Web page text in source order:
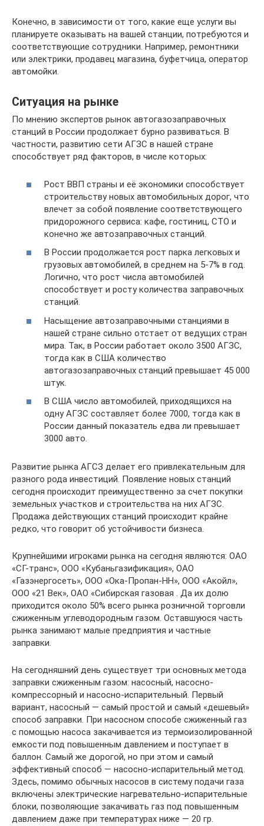
Конечно, в зависимости от того, какие еще услуги вы
планируете оказывать на вашей станции, потребуются и
соответствующие сотрудники. Например, ремонтники
или электрики, продавец магазина, буфетчица, оператор
автомойки.
Ситуация на рынке
По мнению экспертов рынок автогазозаправочных
станций в России продолжает бурно развиваться. В
частности, развитию сети АГЗС в нашей стране
способствует ряд факторов, в числе которых:
Рост ВВП страны и её экономики способствует
строительству новых автомобильных дорог, что
влечет за собой появление соответствующего
придорожного сервиса: кафе, гостиниц, СТО и
конечно же автозаправочных станций.
В России продолжается рост парка легковых и
грузовых автомобилей, в среднем на 5-7% в год.
Логично, что рост числа автомобилей
способствует и росту количества заправочных
станций.
Насыщение автозаправочными станциями в
нашей стране сильно отстает от ведущих стран
мира. Так, в России работает около 3500 АГЗС,
тогда как в США количество
автогазозаправочных станций превышает 45 000
штук.
В США число автомобилей, приходящихся на
одну АГЗС составляет более 7000, тогда как в
России данный показатель едва ли превышает
3000 авто.
Развитие рынка АГСЗ делает его привлекательным для
разного рода инвестиций. Появление новых станций
сегодня происходит преимущественно за счет покупки
земельных участков и строительства на них АГЗС.
Продажа действующих станций происходит крайне
редко, что говорит об устойчивости бизнеса.
Крупнейшими игроками рынка на сегодня являются: ОАО
«СГ-транс», ООО «Кубаньгазификация», ОАО
«Газэнергосеть», ООО «Ока-Пропан-НН», ООО «Акойл»,
ООО «21 Век», ОАО «Сибирская газовая . Да их долю
приходится около 50% всего рынка розничной торговли
сжиженным углеводородным газом. Оставшуюся часть
рынка занимают малые предприятия и частные
заправки.
На сегодняшний день существует три основных метода
заправки сжиженным газом: насосный, насосно-
компрессорный и насосно-испарительный. Первый
вариант, насосный — самый простой и самый «дешевый»
способ заправки. При насосном способе сжиженный газ
с помощью насоса закачивается из термоизолированной
емкости под повышенным давлением и поступает в
баллон. Самый же дорогой, но при этом и самый
эффективный способ — насосно-испарительный метод.
Здесь, помимо обычных насосов в систему подачи газа
включены электрические нагревательно-испарительные
блоки, позволяющие закачивать газ под повышенным
давлением даже при температурах ниже — 20 гр.